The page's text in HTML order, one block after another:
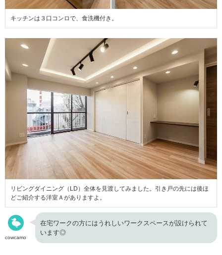
キッチンは３口コンロで、食洗機付き。
リビングダイニング（LD）全体を見渡してみました。引き戸の先には後ほ
どご紹介する洋室Ａがありますよ。
cowcamo
在宅ワークの方にはうれしいワークスペースが設けられて
います◎